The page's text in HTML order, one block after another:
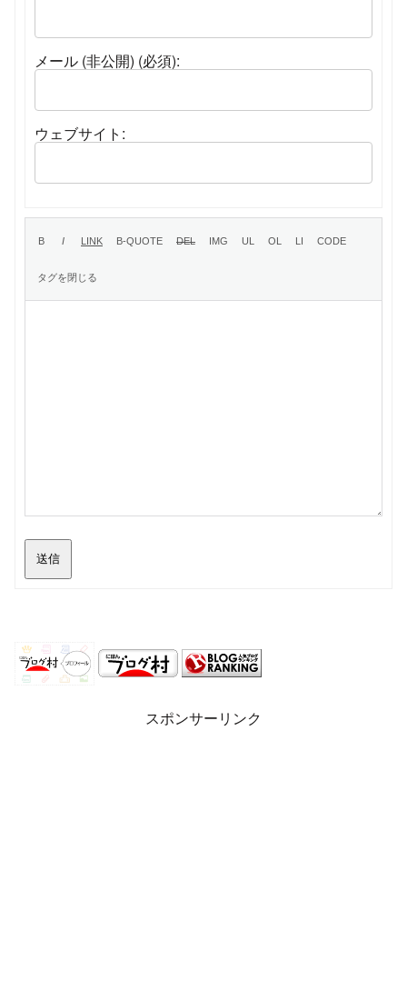
メール (非公開) (必須):
ウェブサイト:
送信
スポンサーリンク